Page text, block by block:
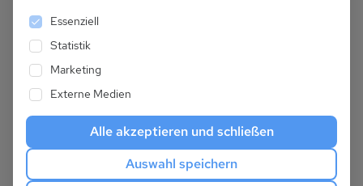
Es folgt eine Liste der Service-Gruppen, für die
Essenziell
Statistik
Marketing
Externe Medien
Alle akzeptieren und schließen
Auswahl speichern